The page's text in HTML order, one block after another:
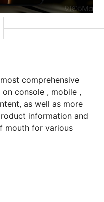
栏
comprehensive
console , mobile ,
as well as more
information and
mouth for various